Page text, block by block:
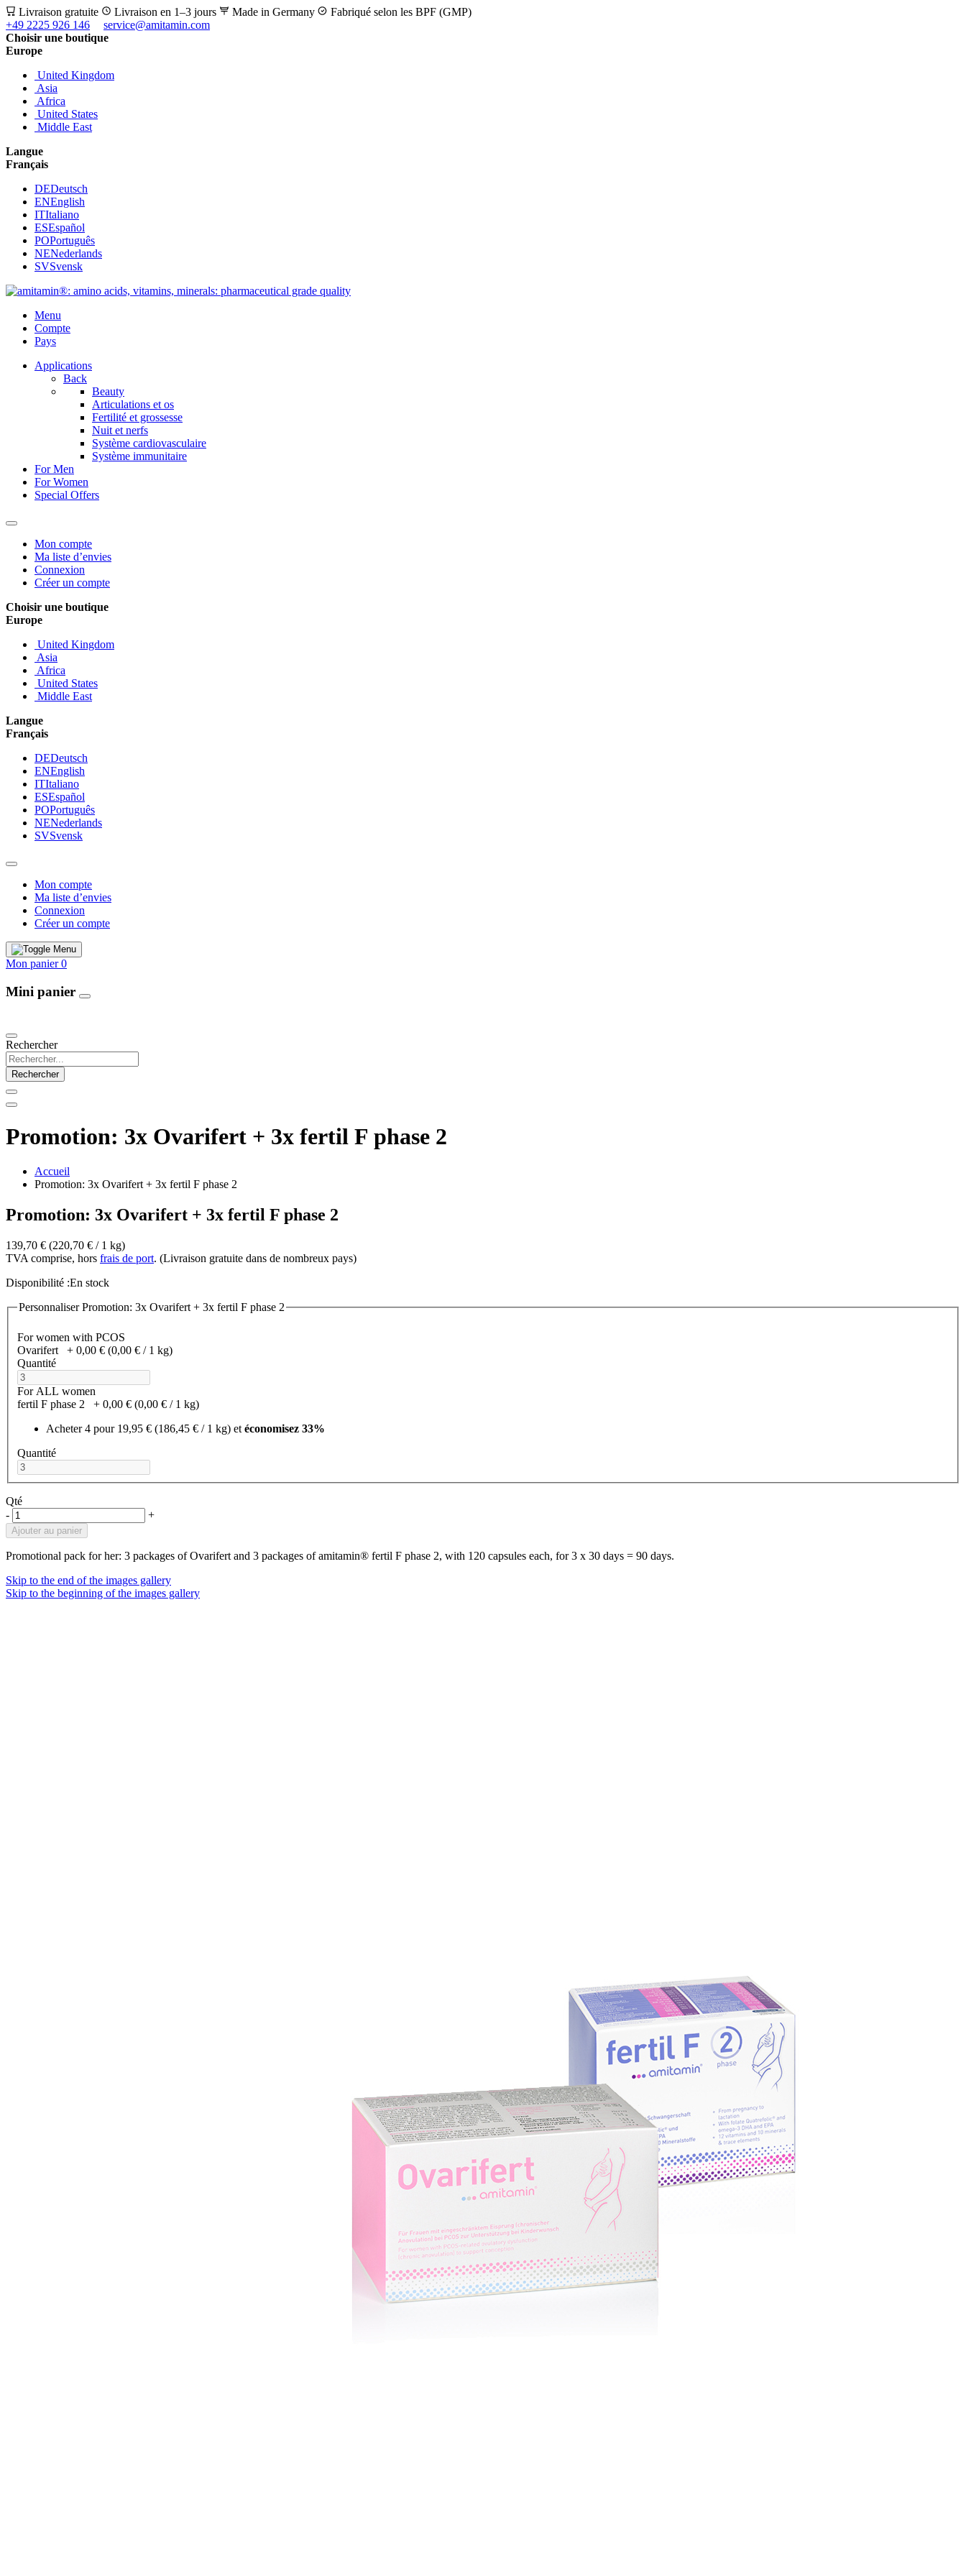
Livraison gratuite Livraison en 1–3 jours Made in Germany
Fabriqué selon les BPF (GMP)
+49 2225 926 146
service@amitamin.com
Choisir une boutique
Europe
United Kingdom
Asia
Africa
United States
Middle East
Langue
Français
DEDeutsch
ENEnglish
ITItaliano
ESEspañol
POPortuguês
NENederlands
SVSvensk
Menu
Compte
Pays
Applications
Back
Beauty
Articulations et os
Fertilité et grossesse
Nuit et nerfs
Système cardiovasculaire
Système immunitaire
For Men
For Women
Special Offers
Mon compte
Ma liste d’envies
Connexion
Créer un compte
Choisir une boutique
Europe
United Kingdom
Asia
Africa
United States
Middle East
Langue
Français
DEDeutsch
ENEnglish
ITItaliano
ESEspañol
POPortuguês
NENederlands
SVSvensk
Mon compte
Ma liste d’envies
Connexion
Créer un compte
Mon panier 0
Mini panier
Rechercher
Rechercher
Promotion: 3x Ovarifert + 3x fertil F phase 2
Accueil
Promotion: 3x Ovarifert + 3x fertil F phase 2
Promotion: 3x Ovarifert + 3x fertil F phase 2
139,70 € (220,70 €­ / 1 kg)
TVA comprise, hors frais de port. (Livraison gratuite dans de nombreux pays)
Disponibilité :En stock
Personnaliser Promotion: 3x Ovarifert + 3x fertil F phase 2
For women with PCOS
Ovarifert
+ 0,00 € (0,00 €­ / 1 kg)
Quantité
For ALL women
fertil F phase 2
+ 0,00 € (0,00 €­ / 1 kg)
Acheter 4 pour 19,95 € (186,45 €­ / 1 kg) et économisez 33%
Quantité
Qté
-
+
Ajouter au panier
Promotional pack for her: 3 packages of Ovarifert and 3 packages of amitamin® fertil F phase 2, with 120 capsules each, for 3 x 30 days = 90 days.
Skip to the end of the images gallery
Skip to the beginning of the images gallery